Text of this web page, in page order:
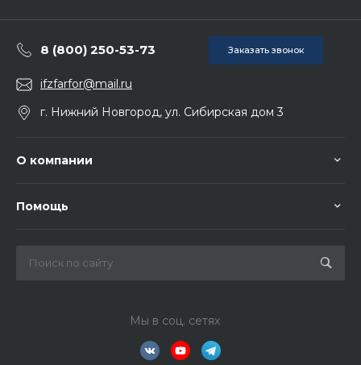
8 (800) 250-53-73 Заказать звонок
ifzfarfor@mail.ru
г. Нижний Новгород, ул. Сибирская дом 3
О компании
Помощь
Мы в соц. сетях